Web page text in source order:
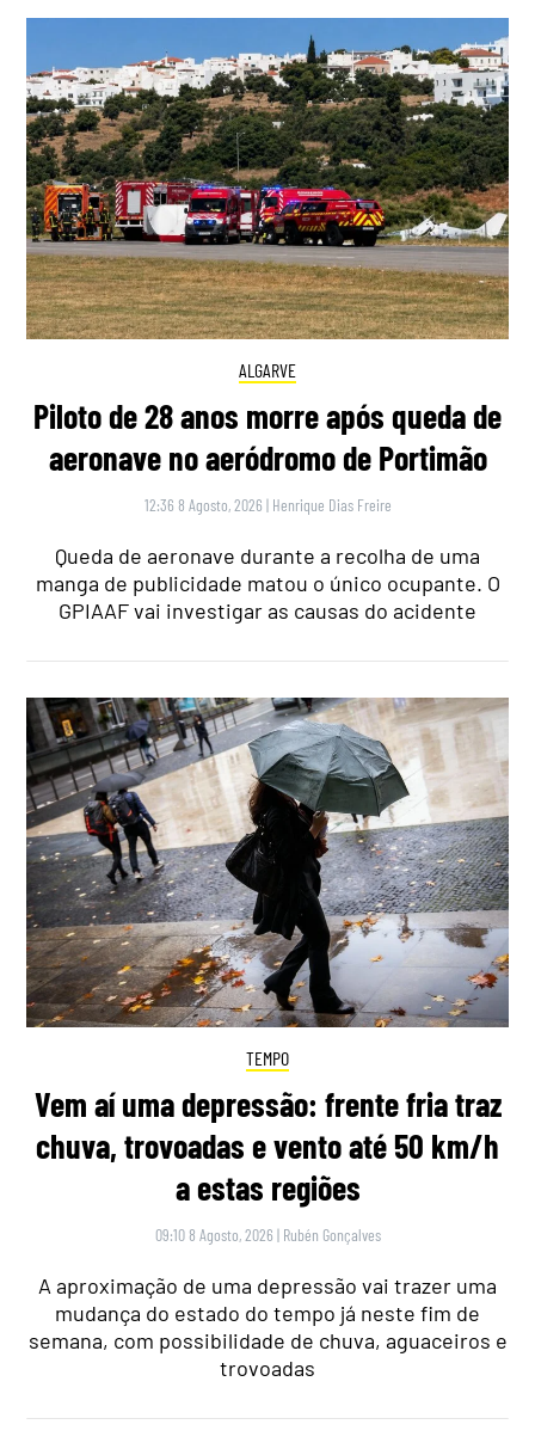
ALGARVE
Piloto de 28 anos morre após queda de
aeronave no aeródromo de Portimão
12:36 8 Agosto, 2026 | Henrique Dias Freire
Queda de aeronave durante a recolha de uma
manga de publicidade matou o único ocupante. O
GPIAAF vai investigar as causas do acidente
TEMPO
Vem aí uma depressão: frente fria traz
chuva, trovoadas e vento até 50 km/h
a estas regiões
09:10 8 Agosto, 2026 | Rubén Gonçalves
A aproximação de uma depressão vai trazer uma
mudança do estado do tempo já neste fim de
semana, com possibilidade de chuva, aguaceiros e
trovoadas